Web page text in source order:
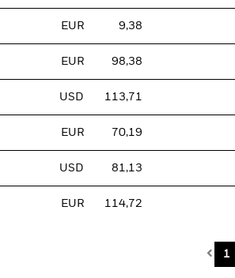
EUR 9,38
EUR 98,38
USD 113,71
EUR 70,19
USD 81,13
EUR 114,72
1